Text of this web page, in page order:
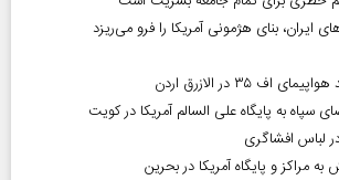
بنای هژمونی آمریکا را فرو می‌ریزد
اف ۳۵ در الازرق اردن
به پایگاه علی السالم آمریکا در کویت
لباس افشاگری
مراکز و پایگاه‌ آمریکا در بحرین